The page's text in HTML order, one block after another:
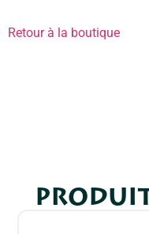
Retour à la boutique